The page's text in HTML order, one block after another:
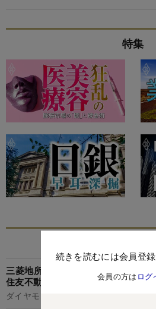
続きを読むには会員登録
会員の方は ログ
特集
三菱地所が「万年3位」に定着も!?
住友不動産の財閥系デベで序列逆転
ダイヤモンド編集部,堀内 亮